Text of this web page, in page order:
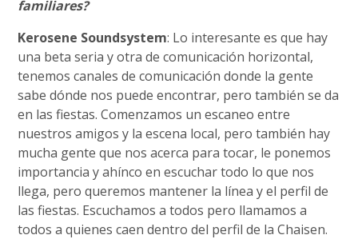
familiares?
Kerosene Soundsystem: Lo interesante es que hay
una beta seria y otra de comunicación horizontal,
tenemos canales de comunicación donde la gente
sabe dónde nos puede encontrar, pero también se da
en las fiestas. Comenzamos un escaneo entre
nuestros amigos y la escena local, pero también hay
mucha gente que nos acerca para tocar, le ponemos
importancia y ahínco en escuchar todo lo que nos
llega, pero queremos mantener la línea y el perfil de
las fiestas. Escuchamos a todos pero llamamos a
todos a quienes caen dentro del perfil de la Chaisen.